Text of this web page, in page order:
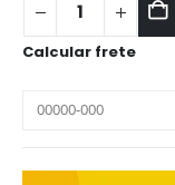
Calcular frete